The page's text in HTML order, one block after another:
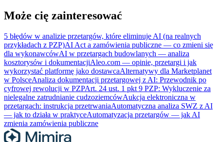
Może cię zainteresować
5 błędów w analizie przetargów, które eliminuje AI (na realnych
przykładach z PZP)AI Act a zamówienia publiczne — co zmieni się
dla wykonawcówAI w przetargach budowlanych — analiza
kosztorysów i dokumentacjiAleo.com — opinie, przetargi i jak
wykorzystać platformę jako dostawcaAlternatywy dla Marketplanet
w PolsceAnaliza dokumentacji przetargowej z AI: Przewodnik po
cyfrowej rewolucji w PZPArt. 24 ust. 1 pkt 9 PZP: Wykluczenie za
nielegalne zatrudnianie cudzoziemcówAukcja elektroniczna w
przetargach: instrukcja przetrwaniaAutomatyczna analiza SWZ z AI
— jak to działa w praktyceAutomatyzacja przetargów — jak AI
zmienia zamówienia publiczne